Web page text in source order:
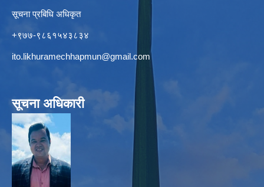
सूचना प्रबिधि अधिकृत
+९७७-९८६१५४३८३४
ito.likhuramechhapmun@gmail.com
सूचना अधिकारी